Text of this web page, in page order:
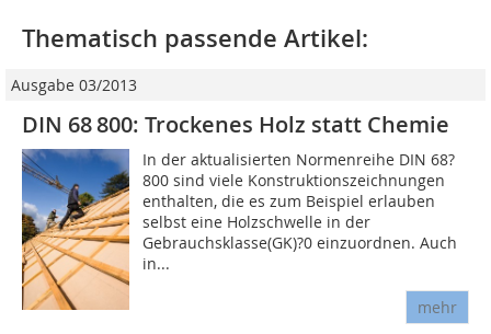
Thematisch passende Artikel:
Ausgabe 03/2013
DIN 68 800: Trockenes Holz statt ­Chemie
In der aktualisierten Normenreihe DIN 68?
800 sind viele Konstruktionszeichnungen
enthalten, die es zum Beispiel erlauben
selbst eine Holzschwelle in der
Gebrauchsklasse(GK)?0 einzuordnen. Auch
in...
mehr